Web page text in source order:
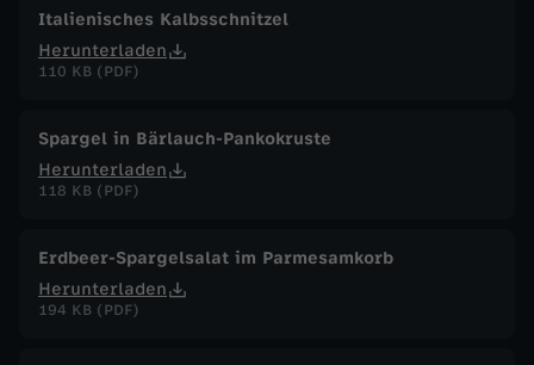
Italienisches Kalbsschnitzel
Herunterladen
110 KB (PDF)
Spargel in Bärlauch-Pankokruste
Herunterladen
118 KB (PDF)
Erdbeer-Spargelsalat im Parmesamkorb
Herunterladen
194 KB (PDF)